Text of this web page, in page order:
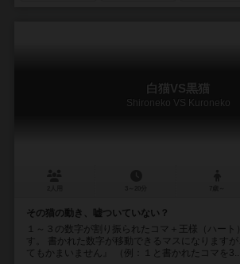
白猫VS黒猫
Shironeko VS Kuroneko
その猫の動き、嘘ついていない？
１～３の数字が割り振られたコマ＋王様（ハート
す。 書かれた数字が移動できるマスになります
てもかまいません』 （例：１と書かれたコマを3...